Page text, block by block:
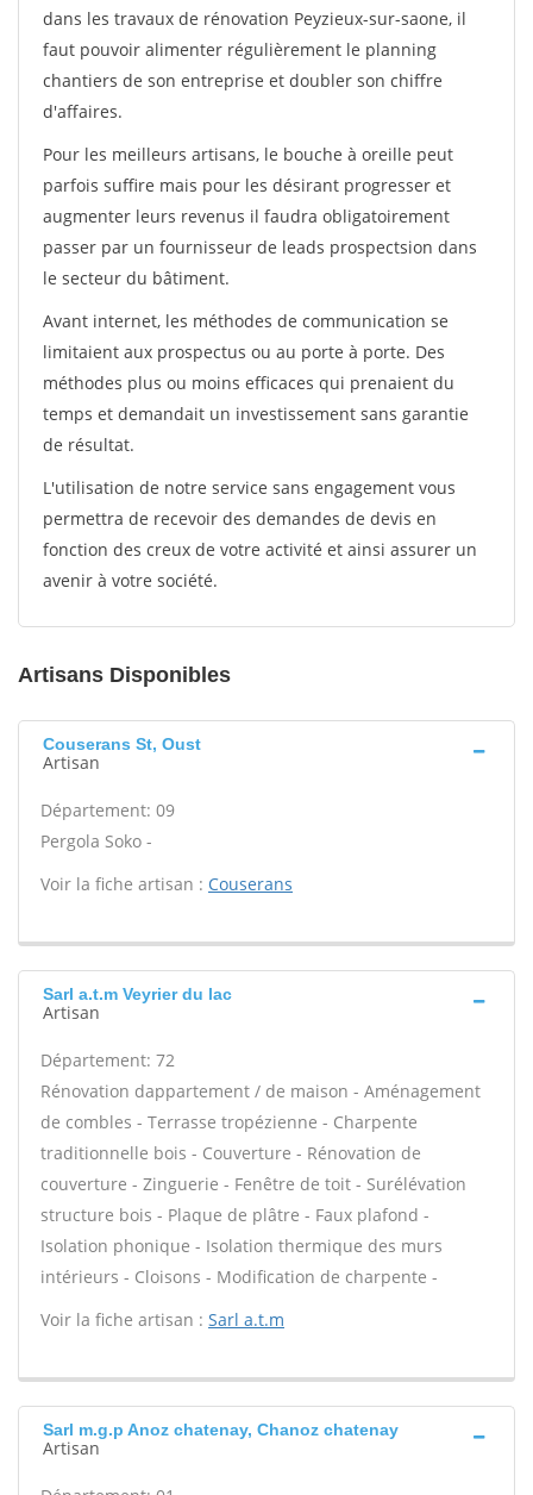
dans les travaux de rénovation Peyzieux-sur-saone, il
faut pouvoir alimenter régulièrement le planning
chantiers de son entreprise et doubler son chiffre
d'affaires.
Pour les meilleurs artisans, le bouche à oreille peut
parfois suffire mais pour les désirant progresser et
augmenter leurs revenus il faudra obligatoirement
passer par un fournisseur de leads prospectsion dans
le secteur du bâtiment.
Avant internet, les méthodes de communication se
limitaient aux prospectus ou au porte à porte. Des
méthodes plus ou moins efficaces qui prenaient du
temps et demandait un investissement sans garantie
de résultat.
L'utilisation de notre service sans engagement vous
permettra de recevoir des demandes de devis en
fonction des creux de votre activité et ainsi assurer un
avenir à votre société.
Artisans Disponibles
Couserans St, Oust
Artisan
Département: 09
Pergola Soko -
Voir la fiche artisan : Couserans
Sarl a.t.m Veyrier du lac
Artisan
Département: 72
Rénovation dappartement / de maison - Aménagement
de combles - Terrasse tropézienne - Charpente
traditionnelle bois - Couverture - Rénovation de
couverture - Zinguerie - Fenêtre de toit - Surélévation
structure bois - Plaque de plâtre - Faux plafond -
Isolation phonique - Isolation thermique des murs
intérieurs - Cloisons - Modification de charpente -
Voir la fiche artisan : Sarl a.t.m
Sarl m.g.p Anoz chatenay, Chanoz chatenay
Artisan